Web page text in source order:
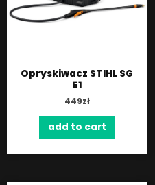
Opryskiwacz STIHL SG
51
449zł
add to cart